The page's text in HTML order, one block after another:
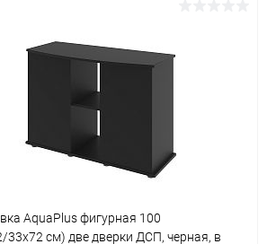
AquaPlus фигурная 100
33х72 см) две дверки ДСП, черная, в